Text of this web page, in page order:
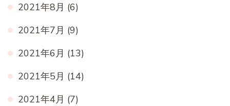
2021年8月 (6)
2021年7月 (9)
2021年6月 (13)
2021年5月 (14)
2021年4月 (7)